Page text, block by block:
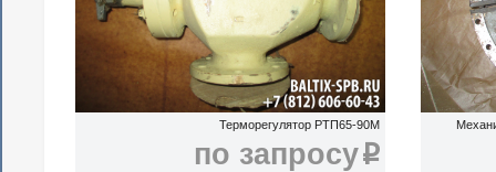
Терморегулятор РТП65-90М
по запросу i